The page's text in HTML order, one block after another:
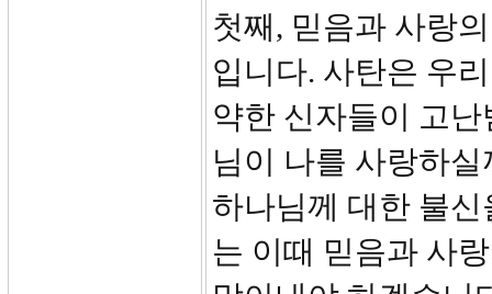
첫째, 믿음과 사랑
입니다. 사탄은 우
약한 신자들이 고난
님이 나를 사랑하
하나님께 대한 불
는 이때 믿음과 사